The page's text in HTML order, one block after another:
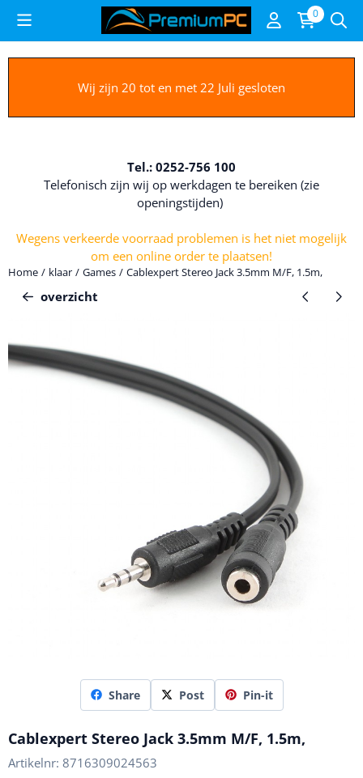
Cookievoorkeuren zijn beschikbaar. Kies instellingen of sta alle
0
Wij zijn 20 tot en met 22 Juli gesloten
Tel.: 0252-756 100
Telefonisch zijn wij op werkdagen te bereiken (zie
openingstijden)
Wegens verkeerde voorraad problemen is het niet mogelijk
om een online order te plaatsen!
Home / klaar / Games / Cablexpert Stereo Jack 3.5mm M/F, 1.5m,
overzicht
Share Post Pin-it
Cablexpert Stereo Jack 3.5mm M/F, 1.5m,
Artikelnr: 8716309024563